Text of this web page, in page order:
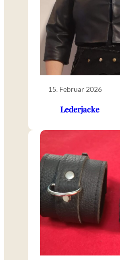
15. Februar 2026
Lederjacke